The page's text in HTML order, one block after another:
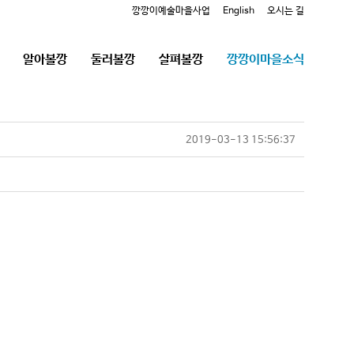
깡깡이예술마을사업 English 오시는 길
알아볼깡 둘러볼깡 살펴볼깡 깡깡이마을소식
2019-03-13 15:56:37